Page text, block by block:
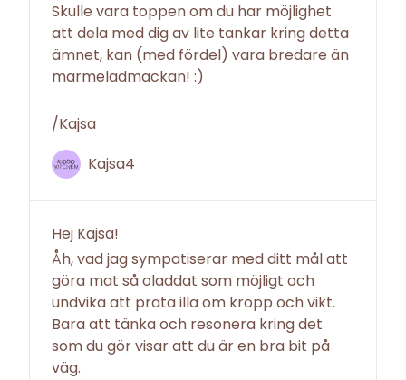
Skulle vara toppen om du har möjlighet
att dela med dig av lite tankar kring detta
ämnet, kan (med fördel) vara bredare än
marmeladmackan! :)
/Kajsa
Kajsa4
Hej Kajsa!
Åh, vad jag sympatiserar med ditt mål att
göra mat så oladdat som möjligt och
undvika att prata illa om kropp och vikt.
Bara att tänka och resonera kring det
som du gör visar att du är en bra bit på
väg.